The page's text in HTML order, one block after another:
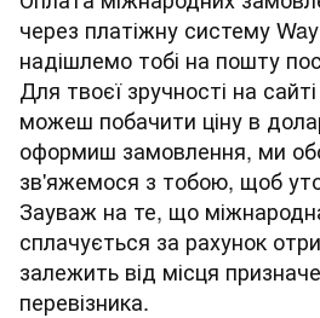
через платіжну систему
надішлемо тобі на пошту
Для твоєї зручності на
можеш побачити ціну в
оформиш замовлення, ми
зв'яжемося з тобою, щоб
Зауваж на те, що
сплачується за рахунок
залежить від місця
перевізника.